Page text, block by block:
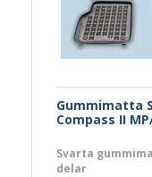
Gummimatta
Compass II
Svarta
delar